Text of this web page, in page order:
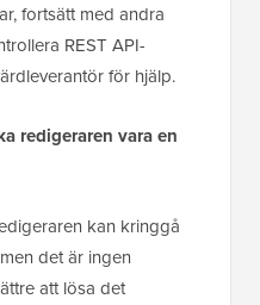
fortsätt med andra
REST API-
för hjälp.
redigeraren vara en
kan kringgå
det är ingen
att lösa det